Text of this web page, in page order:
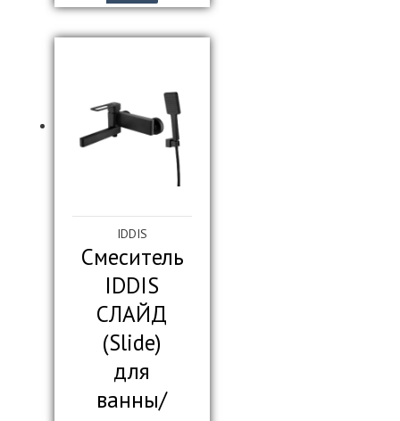
IDDIS
Смеситель
IDDIS
СЛАЙД
(Slide)
для
ванны/